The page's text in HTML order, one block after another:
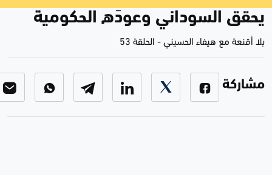
يحقق السوداني وعودَه الحكومية
بلا أقنعة مع هيفاء الحسيني- الحلقة 53
مشاركة